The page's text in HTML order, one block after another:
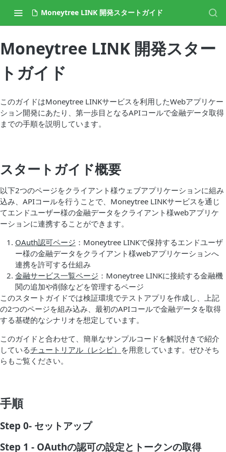
Moneytree LINK 開発スタートガイド
Moneytree LINK 開発スター
トガイド
このガイドはMoneytree LINKサービスを利用したWebアプリケー
ション開発にあたり、第一歩目となるAPIコールで金融データ取得
までの手順を説明しています。
スタートガイド概要
以下2つのページをクライアント様ウェブアプリケーションに組み
込み、APIコールを行うことで、Moneytree LINKサービスを通じ
てエンドユーザー様の金融データをクライアント様webアプリケ
ーションに連携することができます。
OAuth認可ページ ：Moneytree LINKで保持するエンドユーザ
ー様の金融データをクライアント様webアプリケーションへ
連携を許可する仕組み
金融サービス一覧ページ ：Moneytree LINKに接続する金融機
関の追加や削除などを管理するページ
このスタートガイドでは検証環境でテストアプリを作成し、上記
の2つのページを組み込み、最初のAPIコールで金融データを取得
する基礎的なシナリオを想定しています。
このガイドと合わせて、簡単なサンプルコードを解説付きで紹介
しているチュートリアル（レシピ） を用意しています。ぜひそち
らもご覧ください。
手順
Step 0- セットアップ
Step 1 - OAuthの認可の設定とトークンの取得